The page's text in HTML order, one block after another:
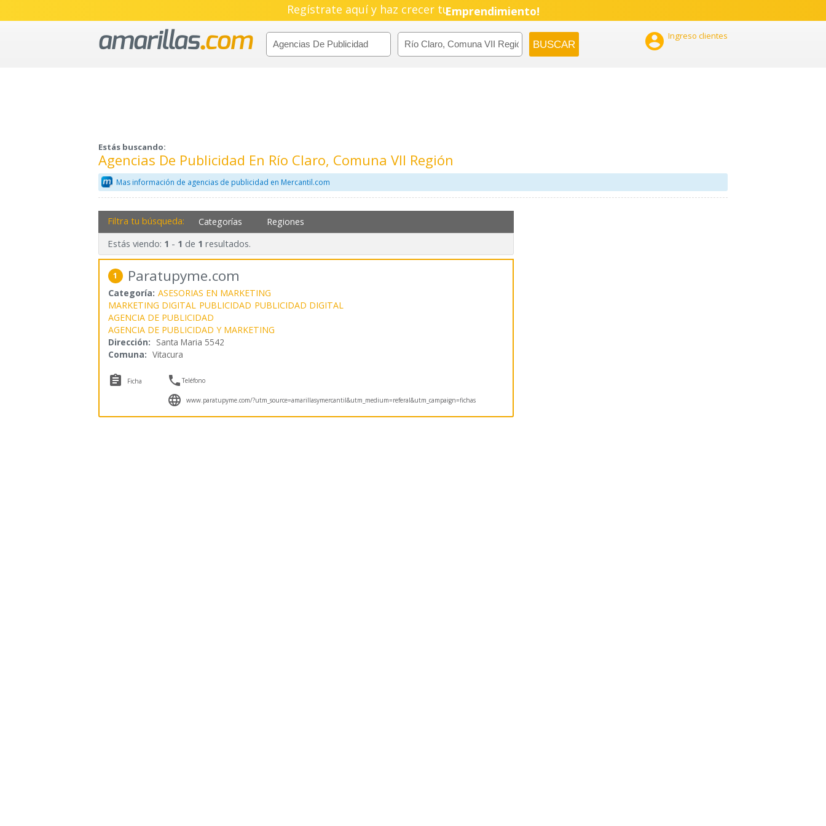
Regístrate aquí y haz crecer tuPyme!
Emprendimiento!
 Ingreso clientes
Estás buscando:
Agencias De Publicidad En Río Claro, Comuna VII Región
Mas información de agencias de publicidad en Mercantil.com
Filtra tu búsqueda: Categorías Regiones
Estás viendo: 1 - 1 de 1 resultados.
1 Paratupyme.com
Categoría: ASESORIAS EN MARKETING
MARKETING DIGITAL PUBLICIDAD PUBLICIDAD DIGITAL
AGENCIA DE PUBLICIDAD
AGENCIA DE PUBLICIDAD Y MARKETING
Dirección: Santa Maria 5542
Comuna: Vitacura
 Ficha Teléfono
 www.paratupyme.com/?utm_source=amarillasymercantil&utm_medium=referal&utm_campaign=fichas